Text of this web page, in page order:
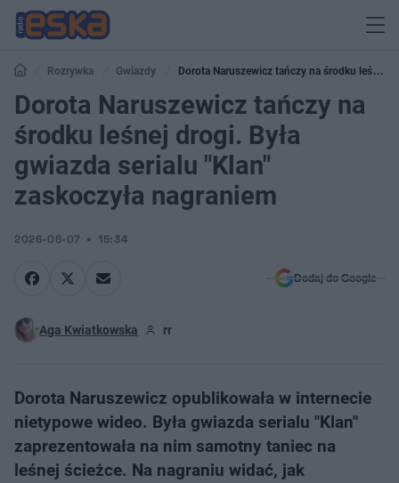
Rozrywka Gwiazdy
Dorota Naruszewicz tańczy na środku leśnej
drogi. Była gwiazda serialu "Klan" zaskoczyła nagraniem
Dorota Naruszewicz tańczy na
środku leśnej drogi. Była
gwiazda serialu "Klan"
zaskoczyła nagraniem
2026-06-07 15:34
Dodaj do Google
Aga Kwiatkowska rr
Dorota Naruszewicz opublikowała w internecie
nietypowe wideo. Była gwiazda serialu "Klan"
zaprezentowała na nim samotny taniec na
leśnej ścieżce. Na nagraniu widać, jak